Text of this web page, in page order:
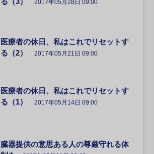
2017年05月28日 09:00
医療者の休日、私はこれでリセットす
る（2）
2017年05月21日 09:00
医療者の休日、私はこれでリセットす
る（1）
2017年05月14日 09:00
臓器提供の意思ある人の尊厳守れる体